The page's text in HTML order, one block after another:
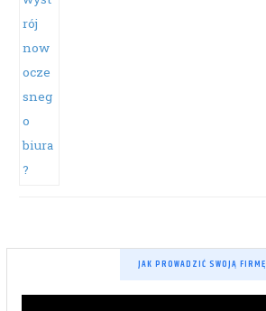
JAK PROWADZIĆ SWOJĄ FIRMĘ